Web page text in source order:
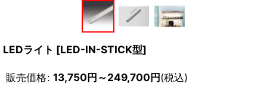
LEDライト [LED-IN-STICK型]
販売価格: 13,750円～249,700円(税込)